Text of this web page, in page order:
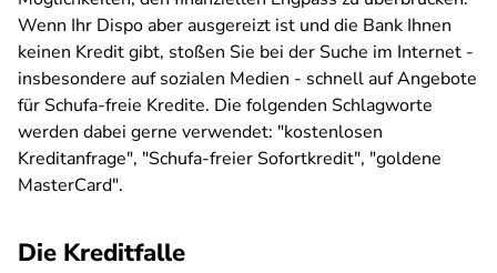
Wenn Ihr Dispo aber ausgereizt ist und die Bank Ihnen
keinen Kredit gibt, stoßen Sie bei der Suche im Internet -
insbesondere auf sozialen Medien - schnell auf Angebote
für Schufa-freie Kredite. Die folgenden Schlagworte
werden dabei gerne verwendet: "kostenlosen
Kreditanfrage", "Schufa-freier Sofortkredit", "goldene
MasterCard".
Die Kreditfalle